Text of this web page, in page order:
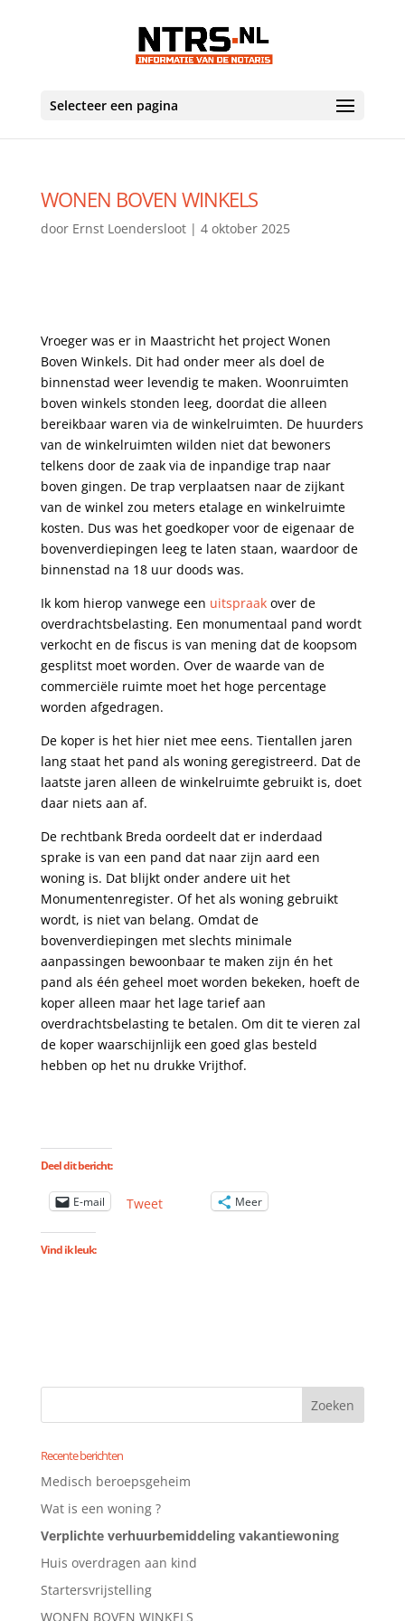
Selecteer een pagina
WONEN BOVEN WINKELS
door Ernst Loendersloot| 4 oktober 2025
Vroeger was er in Maastricht het project Wonen
Boven Winkels. Dit had onder meer als doel de
binnenstad weer levendig te maken. Woonruimten
boven winkels stonden leeg, doordat die alleen
bereikbaar waren via de winkelruimten. De huurders
van de winkelruimten wilden niet dat bewoners
telkens door de zaak via de inpandige trap naar
boven gingen. De trap verplaatsen naar de zijkant
van de winkel zou meters etalage en winkelruimte
kosten. Dus was het goedkoper voor de eigenaar de
bovenverdiepingen leeg te laten staan, waardoor de
binnenstad na 18 uur doods was.
Ik kom hierop vanwege een uitspraakover de
overdrachtsbelasting. Een monumentaal pand wordt
verkocht en de fiscus is van mening dat de koopsom
gesplitst moet worden. Over de waarde van de
commerciële ruimte moet het hoge percentage
worden afgedragen.
De koper is het hier niet mee eens. Tientallen jaren
lang staat het pand als woning geregistreerd. Dat de
laatste jaren alleen de winkelruimte gebruikt is, doet
daar niets aan af.
De rechtbank Breda oordeelt dat er inderdaad
sprake is van een pand dat naar zijn aard een
woning is. Dat blijkt onder andere uit het
Monumentenregister. Of het als woning gebruikt
wordt, is niet van belang. Omdat de
bovenverdiepingen met slechts minimale
aanpassingen bewoonbaar te maken zijn én het
pand als één geheel moet worden bekeken, hoeft de
koper alleen maar het lage tarief aan
overdrachtsbelasting te betalen. Om dit te vieren zal
de koper waarschijnlijk een goed glas besteld
hebben op het nu drukke Vrijthof.
Deel dit bericht:
E-mail Tweet Meer
Vind ik leuk:
Recente berichten
Medisch beroepsgeheim
Wat is een woning ?
Verplichte verhuurbemiddeling vakantiewoning
Huis overdragen aan kind
Startersvrijstelling
WONEN BOVEN WINKELS